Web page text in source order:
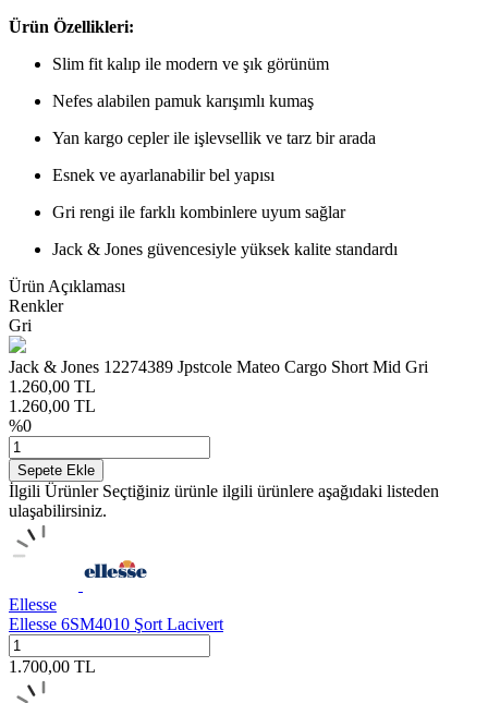
Ürün Özellikleri:
Slim fit kalıp ile modern ve şık görünüm
Nefes alabilen pamuk karışımlı kumaş
Yan kargo cepler ile işlevsellik ve tarz bir arada
Esnek ve ayarlanabilir bel yapısı
Gri rengi ile farklı kombinlere uyum sağlar
Jack & Jones güvencesiyle yüksek kalite standardı
Ürün Açıklaması
Renkler
Gri
Jack & Jones 12274389 Jpstcole Mateo Cargo Short Mid Gri
1.260,00 TL
1.260,00 TL
%0
Sepete Ekle
İlgili Ürünler Seçtiğiniz ürünle ilgili ürünlere aşağıdaki listeden
ulaşabilirsiniz.
Ellesse
Ellesse 6SM4010 Şort Lacivert
1.700,00 TL